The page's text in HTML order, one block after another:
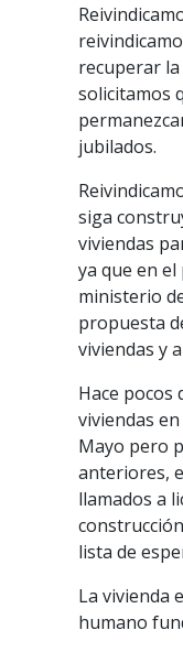
recuperar
solicitamos
jubilados.
siga
viviendas
ya que en
ministerio
propuesta
viviendas y
Hace pocos
viviendas en
Mayo pero
anteriores,
llamados a
lista de
La vivienda
humano